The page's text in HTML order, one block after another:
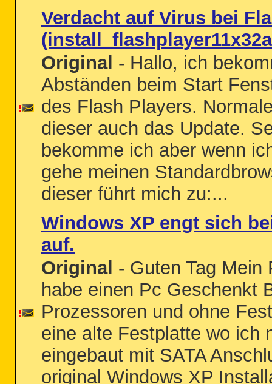
Verdacht auf Virus bei
Original - Hallo, ich
Abständen beim Start
des Flash Players.
dieser auch das Update.
bekomme ich aber wenn
gehe meinen
dieser führt mich zu:...
Windows XP engt sich
auf.
Original - Guten Tag Mein
habe einen Pc Geschenkt
Prozessoren und ohne
eine alte Festplatte wo ich
eingebaut mit SATA
original Windows XP